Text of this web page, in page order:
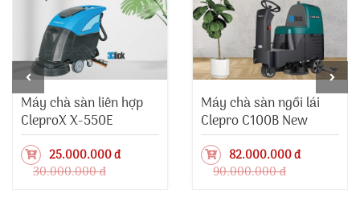
Máy chà sàn liên hợp
CleproX X-550E
25.000.000 đ
30.000.000 đ
Máy chà sàn ngồi lái
Clepro C100B New
82.000.000 đ
90.000.000 đ